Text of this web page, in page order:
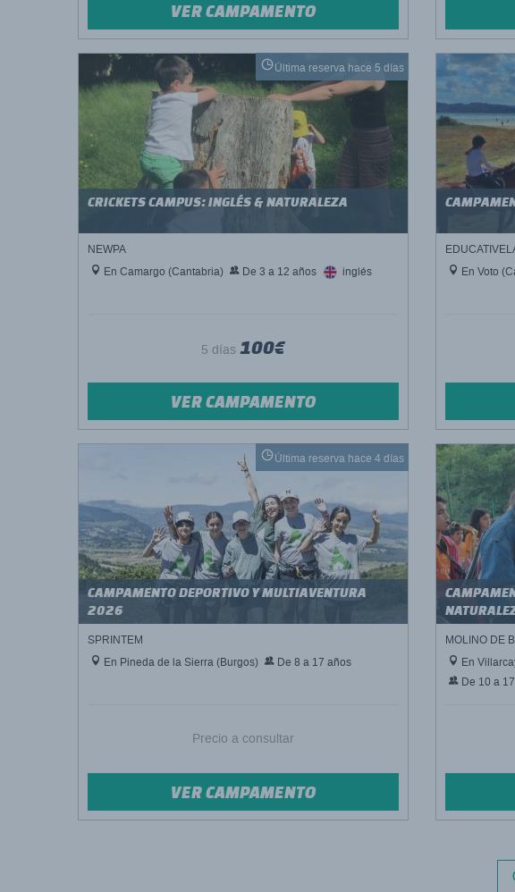
VER CAMPAMENTO
Última reserva hace 5 días
CRICKETS CAMPUS: INGLÉS & NATURALEZA
NEWPA
En Camargo (Cantabria)
De 3 a 12 años inglés
5 días 100€
VER CAMPAMENTO
En Voto
Última reserva hace 4 días
CAMPAMENTO DEPORTIVO Y MULTIAVENTURA
2026
SPRINTEM
En Pineda de la Sierra (Burgos)
De 8 a 17 años
Precio a consultar
VER CAMPAMENTO
MOLINO DE
En
De 10 a